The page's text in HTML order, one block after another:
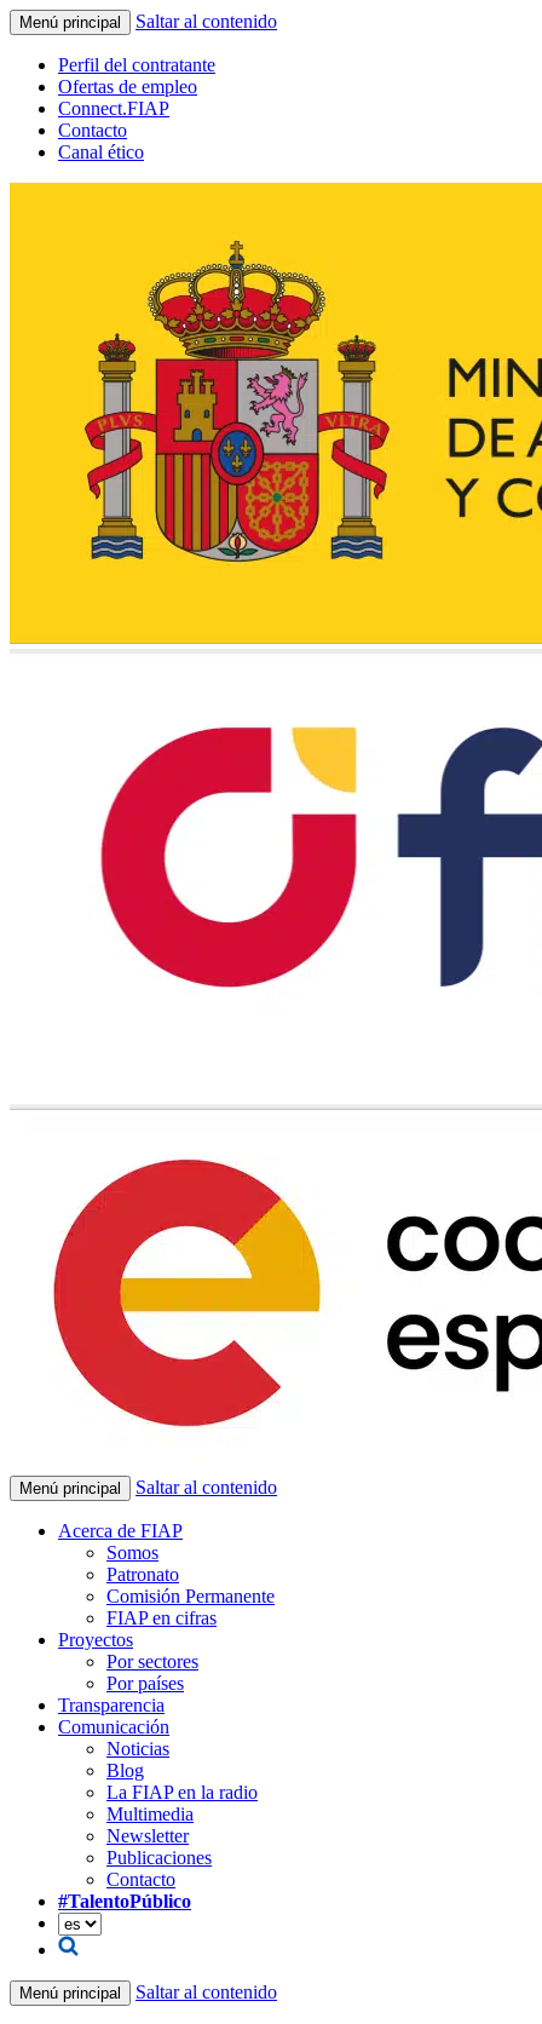
Menú principal Saltar al contenido
Perfil del contratante
Ofertas de empleo
Connect.FIAP
Contacto
Canal ético
Menú principal Saltar al contenido
Acerca de FIAP
Somos
Patronato
Comisión Permanente
FIAP en cifras
Proyectos
Por sectores
Por países
Transparencia
Comunicación
Noticias
Blog
La FIAP en la radio
Multimedia
Newsletter
Publicaciones
Contacto
#TalentoPúblico
Menú principal Saltar al contenido